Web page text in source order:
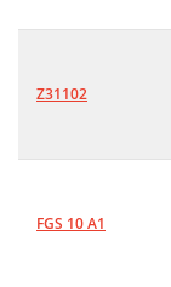
Z31102
FGS 10 A1